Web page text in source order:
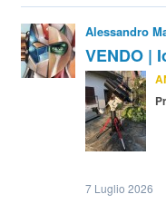
Alessandro
VENDO |
7 Luglio 2026